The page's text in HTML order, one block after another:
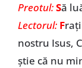
Preotul:Să
Lectorul: F
nostru Isus,
știe că nu